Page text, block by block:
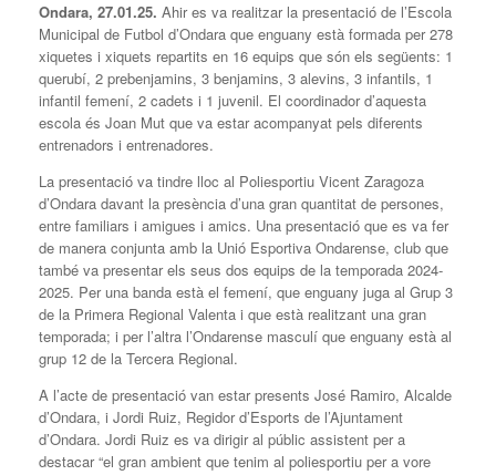
Ondara, 27.01.25. Ahir es va realitzar la presentació de l’Escola
Municipal de Futbol d’Ondara que enguany està formada per 278
xiquetes i xiquets repartits en 16 equips que són els següents: 1
querubí, 2 prebenjamins, 3 benjamins, 3 alevins, 3 infantils, 1
infantil femení, 2 cadets i 1 juvenil. El coordinador d’aquesta
escola és Joan Mut que va estar acompanyat pels diferents
entrenadors i entrenadores.
La presentació va tindre lloc al Poliesportiu Vicent Zaragoza
d’Ondara davant la presència d’una gran quantitat de persones,
entre familiars i amigues i amics. Una presentació que es va fer
de manera conjunta amb la Unió Esportiva Ondarense, club que
també va presentar els seus dos equips de la temporada 2024-
2025. Per una banda està el femení, que enguany juga al Grup 3
de la Primera Regional Valenta i que està realitzant una gran
temporada; i per l’altra l’Ondarense masculí que enguany està al
grup 12 de la Tercera Regional.
A l’acte de presentació van estar presents José Ramiro, Alcalde
d’Ondara, i Jordi Ruiz, Regidor d’Esports de l’Ajuntament
d’Ondara. Jordi Ruiz es va dirigir al públic assistent per a
destacar “el gran ambient que tenim al poliesportiu per a vore